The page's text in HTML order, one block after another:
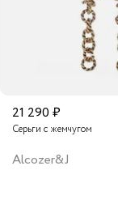
21 290 ₽
Серьги с жемчугом
Alcozer&J